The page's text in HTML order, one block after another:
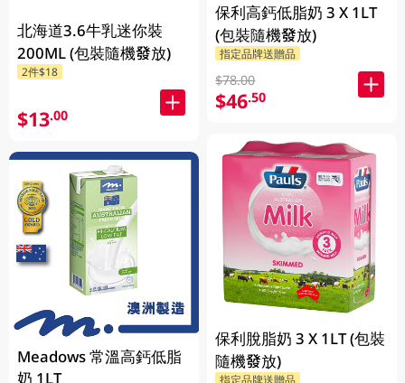
北海道3.6牛乳迷你裝
200ML (包裝隨機發放)
2件$18
$13.00
Meadows 常溫高鈣低脂
奶 1LT
保利高鈣低脂奶 3 X 1LT
(包裝隨機發放)
指定品牌送贈品
$78.00
$46.50
保利脫脂奶 3 X 1LT (包裝
隨機發放)
指定品牌送贈品